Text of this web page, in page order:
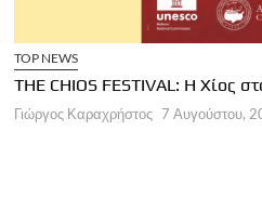
TOP NEWS
THE CHIOS FESTIVAL: Η Χίος
Γιώργος Καραχρήστος 7 Αυγούστου,